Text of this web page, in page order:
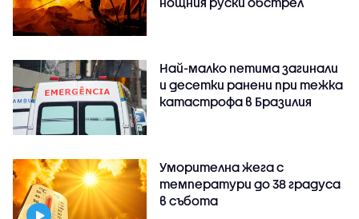
Най-малко петима загинали
и десетки ранени при тежка
катастрофа в Бразилия
Уморителна жега с
температури до 38 градуса
в събота